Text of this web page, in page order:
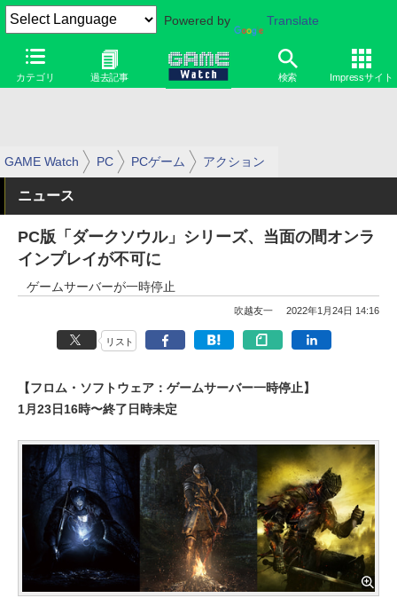
Powered by Translate
カテゴリ 過去記事 検索 Impressサイト
GAME Watch PC PCゲーム アクション
ニュース
PC版「ダークソウル」シリーズ、当面の間オンラ
インプレイが不可に
ゲームサーバーが一時停止
吹越友一 2022年1月24日 14:16
リスト
【フロム・ソフトウェア：ゲームサーバー一時停止】
1月23日16時〜終了日時未定